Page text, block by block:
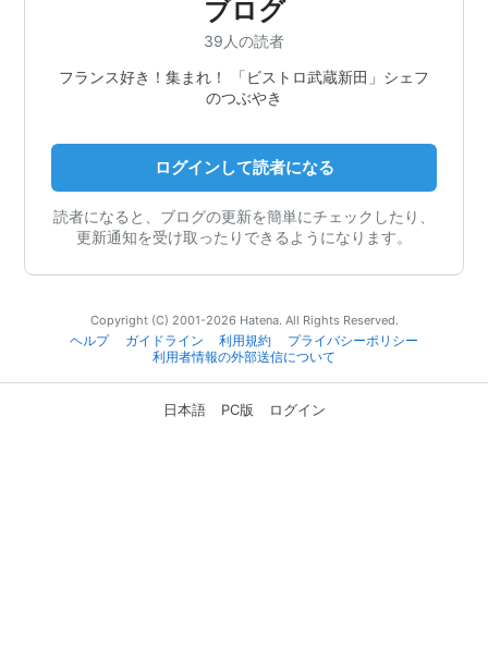
ブログ
39人の読者
フランス好き！集まれ！ 「ビストロ武蔵新田」シェフ
のつぶやき
ログインして読者になる
読者になると、ブログの更新を簡単にチェックしたり、
更新通知を受け取ったりできるようになります。
Copyright (C) 2001-2026 Hatena. All Rights Reserved.
ヘルプ
ガイドライン 利用規約
プライバシーポリシー
利用者情報の外部送信について
日本語 PC版 ログイン